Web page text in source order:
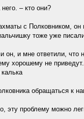
– кто они?
с Полковником,
тоже уже
он, и мне ответили, что
хорошему не
обращаться к
эту проблему можно